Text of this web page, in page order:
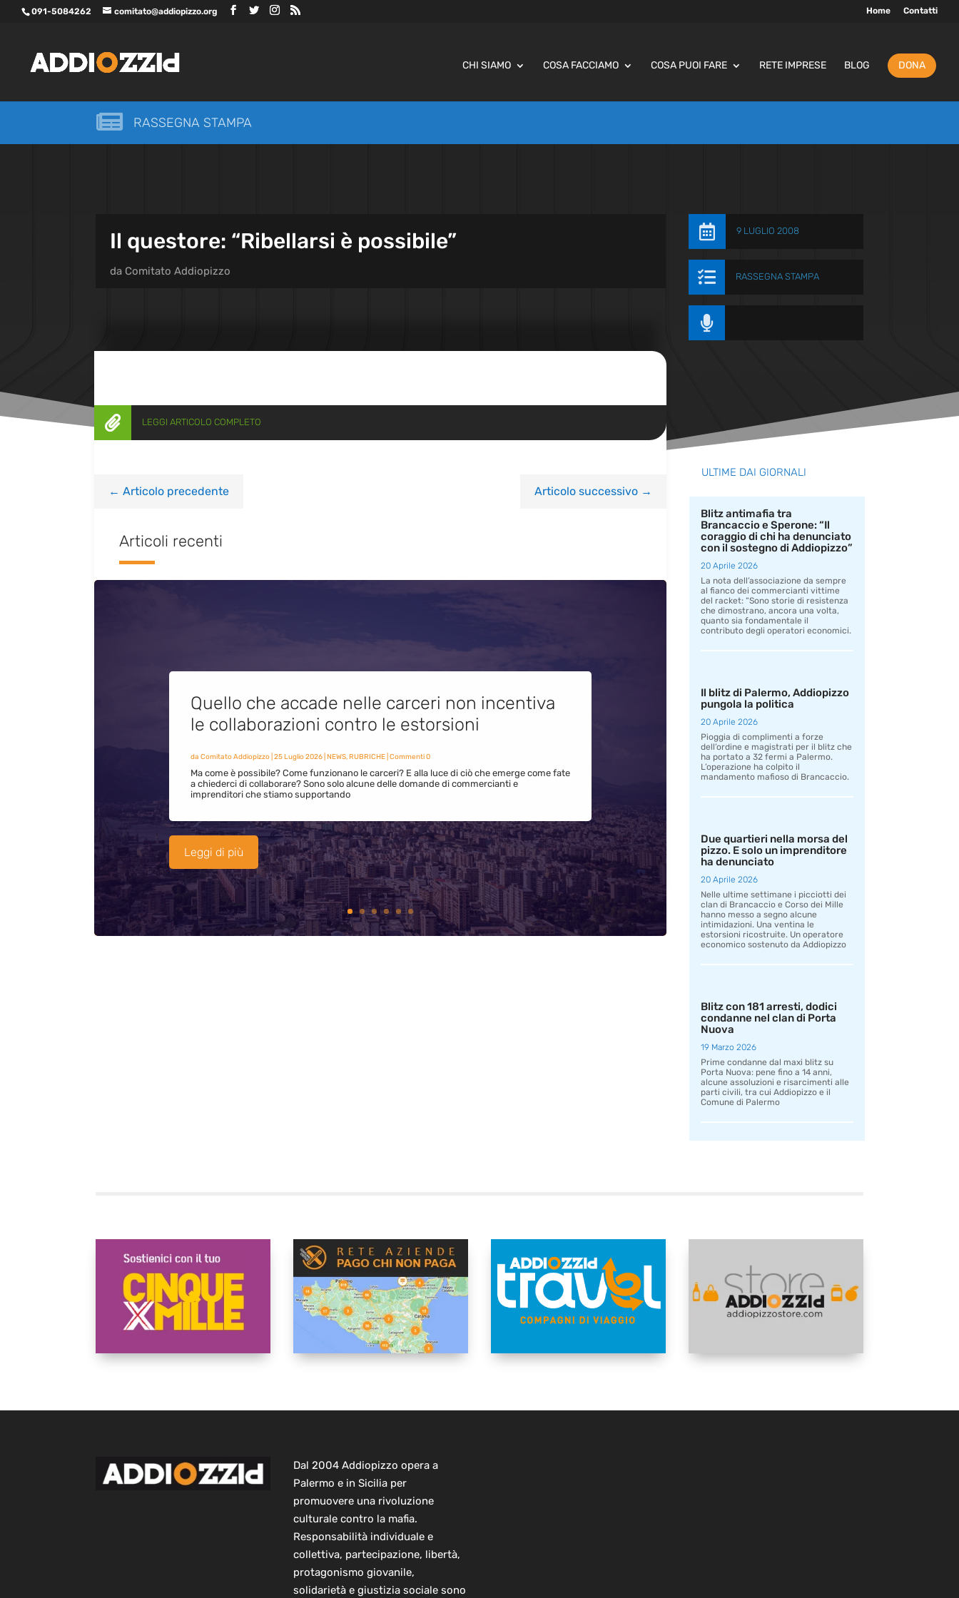
091-5084262 comitato@addiopizzo.org Home Contatti
CHI SIAMO COSA FACCIAMO COSA PUOI FARE RETE IMPRESE BLOG DONA
 RASSEGNA STAMPA
Il questore: “Ribellarsi è possibile”
da Comitato Addiopizzo
 9 LUGLIO 2008
 RASSEGNA STAMPA

 LEGGI ARTICOLO COMPLETO
← Articolo precedente Articolo successivo→
Articoli recenti
Quello che accade nelle carceri non incentiva
le collaborazioni contro le estorsioni
da Comitato Addiopizzo| 25 Luglio 2026| NEWS,RUBRICHE| Commenti 0
Ma come è possibile? Come funzionano le carceri? E alla luce di ciò che emerge come fate
a chiederci di collaborare? Sono solo alcune delle domande di commercianti e
imprenditori che stiamo supportando
Leggi di più
ULTIME DAI GIORNALI
Blitz antimafia tra
Brancaccio e Sperone: “Il
coraggio di chi ha denunciato
con il sostegno di Addiopizzo”
20 Aprile 2026
La nota dell’associazione da sempre
al fianco dei commercianti vittime
del racket: “Sono storie di resistenza
che dimostrano, ancora una volta,
quanto sia fondamentale il
contributo degli operatori economici.
Il blitz di Palermo, Addiopizzo
pungola la politica
20 Aprile 2026
Pioggia di complimenti a forze
dell’ordine e magistrati per il blitz che
ha portato a 32 fermi a Palermo.
L’operazione ha colpito il
mandamento mafioso di Brancaccio.
Due quartieri nella morsa del
pizzo. E solo un imprenditore
ha denunciato
20 Aprile 2026
Nelle ultime settimane i picciotti dei
clan di Brancaccio e Corso dei Mille
hanno messo a segno alcune
intimidazioni. Una ventina le
estorsioni ricostruite. Un operatore
economico sostenuto da Addiopizzo
Blitz con 181 arresti, dodici
condanne nel clan di Porta
Nuova
19 Marzo 2026
Prime condanne dal maxi blitz su
Porta Nuova: pene fino a 14 anni,
alcune assoluzioni e risarcimenti alle
parti civili, tra cui Addiopizzo e il
Comune di Palermo
Dal 2004 Addiopizzo opera a
Palermo e in Sicilia per
promuovere una rivoluzione
culturale contro la mafia.
Responsabilità individuale e
collettiva, partecipazione, libertà,
protagonismo giovanile,
solidarietà e giustizia sociale sono